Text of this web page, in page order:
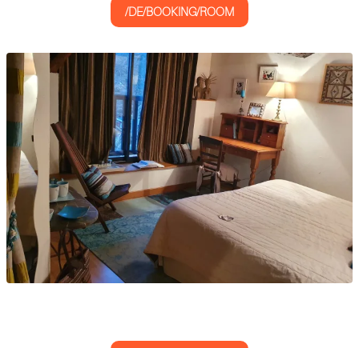
/DE/BOOKING/ROOM